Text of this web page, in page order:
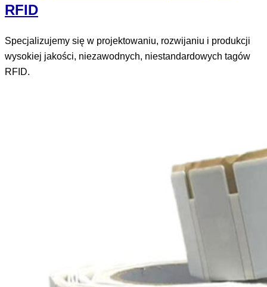
RFID
Specjalizujemy się w projektowaniu, rozwijaniu i produkcji
wysokiej jakości, niezawodnych, niestandardowych tagów
RFID.